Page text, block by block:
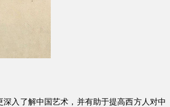
入了解中国艺术，并有助于提高西方人对中